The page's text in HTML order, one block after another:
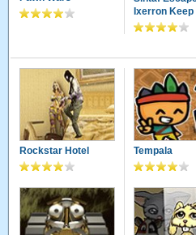
Ixerron Keep
Rockstar Hotel Tempala